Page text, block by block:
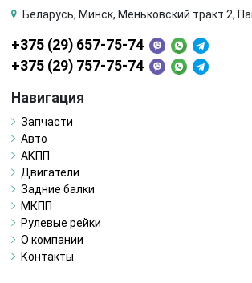
Беларусь, Минск, Меньковский тракт 2,
+375 (29) 657-75-74
+375 (29) 757-75-74
Навигация
Запчасти
Авто
АКПП
Двигатели
Задние балки
МКПП
Рулевые рейки
О компании
Контакты